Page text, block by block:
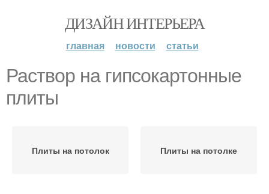
ДИЗАЙН ИНТЕРЬЕРА
главная новости статьи
Раствор на гипсокартонные
плиты
Плиты на потолок Плиты на потолке